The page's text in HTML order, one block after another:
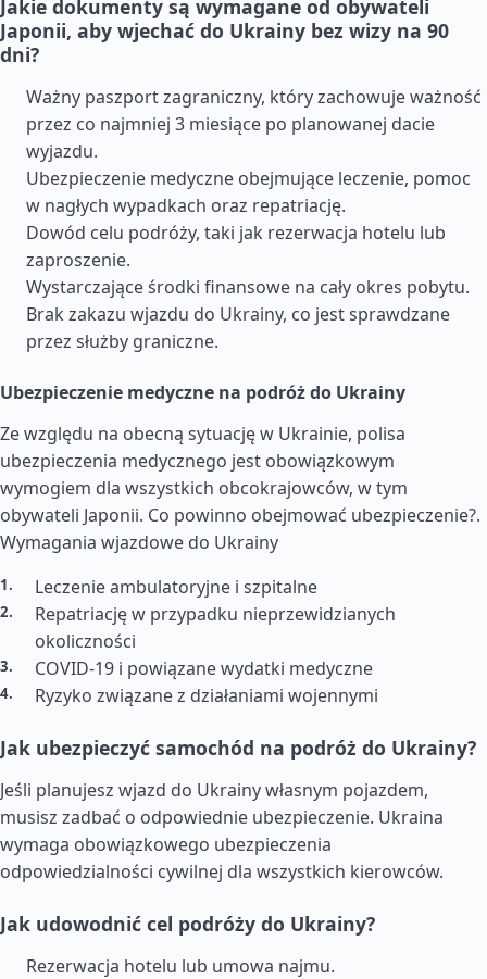
Jakie dokumenty są wymagane od obywateli
Japonii, aby wjechać do Ukrainy bez wizy na 90
dni?
Ważny paszport zagraniczny, który zachowuje ważność
przez co najmniej 3 miesiące po planowanej dacie
wyjazdu.
Ubezpieczenie medyczne obejmujące leczenie, pomoc
w nagłych wypadkach oraz repatriację.
Dowód celu podróży, taki jak rezerwacja hotelu lub
zaproszenie.
Wystarczające środki finansowe na cały okres pobytu.
Brak zakazu wjazdu do Ukrainy, co jest sprawdzane
przez służby graniczne.
Ubezpieczenie medyczne na podróż do Ukrainy
Ze względu na obecną sytuację w Ukrainie, polisa
ubezpieczenia medycznego jest obowiązkowym
wymogiem dla wszystkich obcokrajowców, w tym
obywateli Japonii. Co powinno obejmować ubezpieczenie?.
Wymagania wjazdowe do Ukrainy
Leczenie ambulatoryjne i szpitalne
Repatriację w przypadku nieprzewidzianych
okoliczności
COVID-19 i powiązane wydatki medyczne
Ryzyko związane z działaniami wojennymi
Jak ubezpieczyć samochód na podróż do Ukrainy?
Jeśli planujesz wjazd do Ukrainy własnym pojazdem,
musisz zadbać o odpowiednie ubezpieczenie. Ukraina
wymaga obowiązkowego ubezpieczenia
odpowiedzialności cywilnej dla wszystkich kierowców.
Jak udowodnić cel podróży do Ukrainy?
Rezerwacja hotelu lub umowa najmu.